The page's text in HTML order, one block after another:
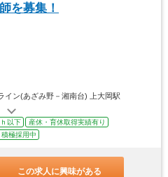
を募集！
イン(あざみ野－湘南台) 上大岡駅
以下
産休・育休取得実績有り
積極採用中
この求人に興味がある